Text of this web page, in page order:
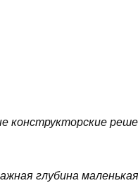
конструкторские
глубина